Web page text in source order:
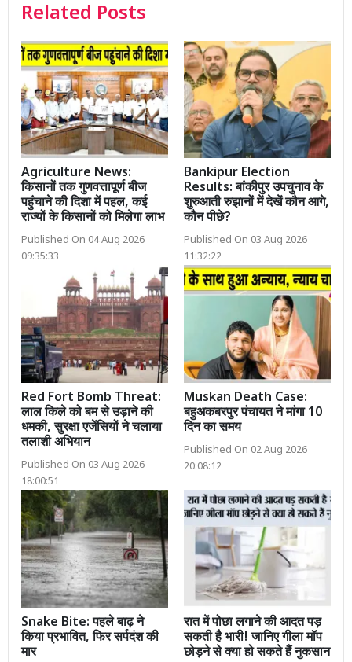
Related Posts
Agriculture News:
किसानों तक गुणवत्तापूर्ण बीज
पहुंचाने की दिशा में पहल, कई
राज्यों के किसानों को मिलेगा लाभ
Published On 04 Aug 2026
09:35:33
Bankipur Election
Results: बांकीपुर उपचुनाव के
शुरुआती रुझानों में देखें कौन आगे,
कौन पीछे?
Published On 03 Aug 2026
11:32:22
Red Fort Bomb Threat:
लाल किले को बम से उड़ाने की
धमकी, सुरक्षा एजेंसियों ने चलाया
तलाशी अभियान
Published On 03 Aug 2026
18:00:51
Muskan Death Case:
बहुअकबरपुर पंचायत ने मांगा 10
दिन का समय
Published On 02 Aug 2026
20:08:12
Snake Bite: पहले बाढ़ ने
किया प्रभावित, फिर सर्पदंश की
मार
रात में पोछा लगाने की आदत पड़
सकती है भारी! जानिए गीला मॉप
छोड़ने से क्या हो सकते हैं नुकसान